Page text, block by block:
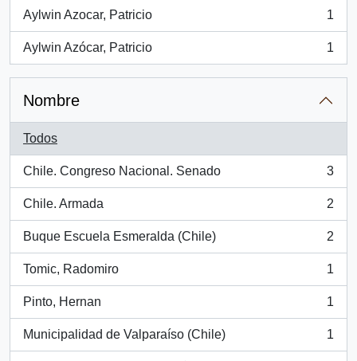
Aylwin Azocar, Patricio
, 1 resultados
1
Aylwin Azócar, Patricio
, 1 resultados
1
Nombre
Todos
Chile. Congreso Nacional. Senado
, 3 resultados
3
Chile. Armada
, 2 resultados
2
Buque Escuela Esmeralda (Chile)
, 2 resultados
2
Tomic, Radomiro
, 1 resultados
1
Pinto, Hernan
, 1 resultados
1
Municipalidad de Valparaíso (Chile)
, 1 resultados
1